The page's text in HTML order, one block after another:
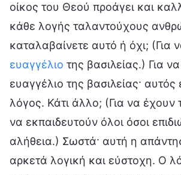
οίκος του Θεού προάγει και
κάθε λογής ταλαντούχους
καταλαβαίνετε αυτό ή όχι; (Για
ευαγγέλιο της βασιλείας.) Για
ευαγγέλιο της βασιλείας· αυτός
λόγος. Κάτι άλλο; (Για να έχουν
να εκπαιδευτούν όλοι όσοι
αλήθεια.) Σωστά· αυτή η
αρκετά λογική και εύστοχη. Ο